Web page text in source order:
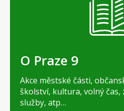
O Praze 9
Akce městské části,
školství, kultura, volný čas,
služby, atp…